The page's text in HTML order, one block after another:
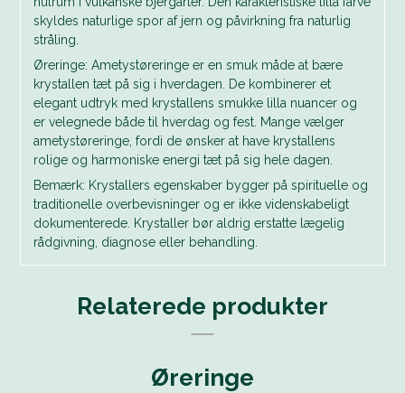
skyldes naturlige spor af jern og påvirkning fra naturlig
stråling.
Øreringe: Ametystøreringe er en smuk måde at bære
krystallen tæt på sig i hverdagen. De kombinerer et
elegant udtryk med krystallens smukke lilla nuancer og
er velegnede både til hverdag og fest. Mange vælger
ametystøreringe, fordi de ønsker at have krystallens
rolige og harmoniske energi tæt på sig hele dagen.
Bemærk: Krystallers egenskaber bygger på spirituelle og
traditionelle overbevisninger og er ikke videnskabeligt
dokumenterede. Krystaller bør aldrig erstatte lægelig
rådgivning, diagnose eller behandling.
Relaterede produkter
Øreringe